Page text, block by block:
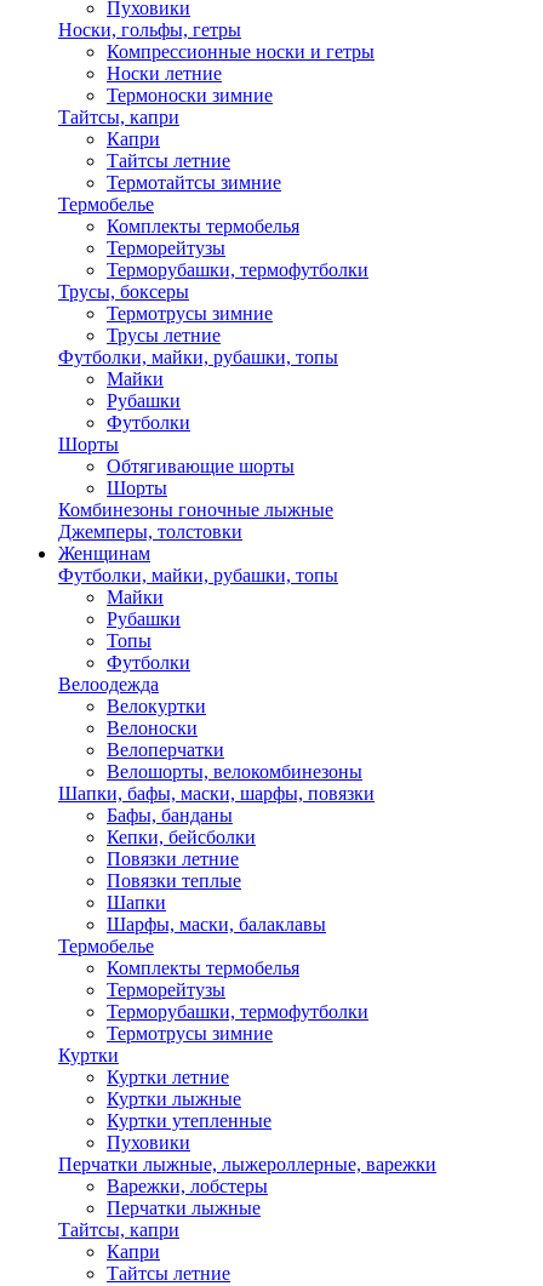
Пуховики
Носки, гольфы, гетры
Компрессионные носки и гетры
Носки летние
Термоноски зимние
Тайтсы, капри
Капри
Тайтсы летние
Термотайтсы зимние
Термобелье
Комплекты термобелья
Терморейтузы
Терморубашки, термофутболки
Трусы, боксеры
Термотрусы зимние
Трусы летние
Футболки, майки, рубашки, топы
Майки
Рубашки
Футболки
Шорты
Обтягивающие шорты
Шорты
Комбинезоны гоночные лыжные
Джемперы, толстовки
Женщинам
Футболки, майки, рубашки, топы
Майки
Рубашки
Топы
Футболки
Велоодежда
Велокуртки
Велоноски
Велоперчатки
Велошорты, велокомбинезоны
Шапки, бафы, маски, шарфы, повязки
Бафы, банданы
Кепки, бейсболки
Повязки летние
Повязки теплые
Шапки
Шарфы, маски, балаклавы
Термобелье
Комплекты термобелья
Терморейтузы
Терморубашки, термофутболки
Термотрусы зимние
Куртки
Куртки летние
Куртки лыжные
Куртки утепленные
Пуховики
Перчатки лыжные, лыжероллерные, варежки
Варежки, лобстеры
Перчатки лыжные
Тайтсы, капри
Капри
Тайтсы летние